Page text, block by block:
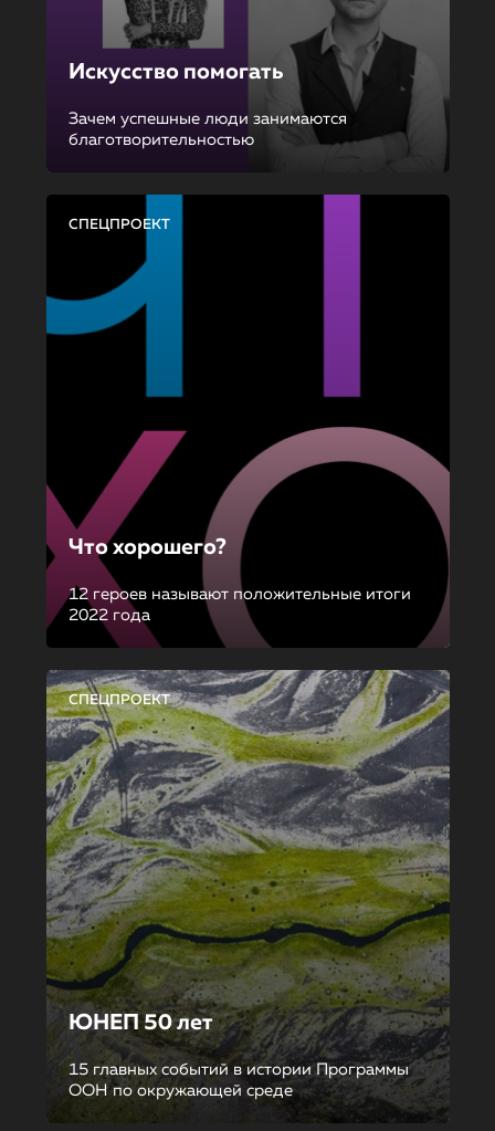
Искусство помогать
Зачем успешные люди занимаются
благотворительностью
СПЕЦПРОЕКТ
Что хорошего?
12 героев называют положительные итоги
2022 года
СПЕЦПРОЕКТ
ЮНЕП 50 лет
15 главных событий в истории Программы
ООН по окружающей среде